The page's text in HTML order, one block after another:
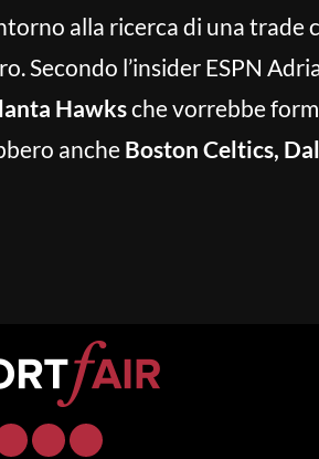
alla ricerca di una trade
Secondo l’insider ESPN
Hawksche vorrebbe
anche Boston Celtics,